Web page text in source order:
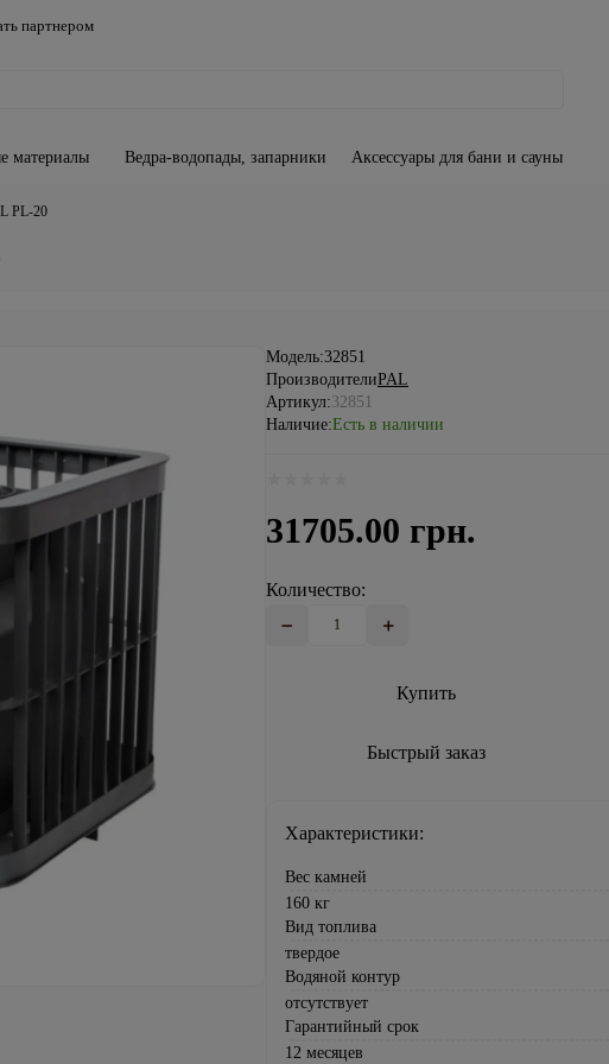
партнером
материалы Ведра-водопады, запарники Аксессуары для бани и сауны
PL-20
Модель:32851
ПроизводителиPAL
Артикул:32851
Наличие:Есть в наличии
31705.00 грн.
Количество:
Купить
Быстрый заказ
Характеристики:
Вес камней
160 кг
Вид топлива
твердое
Водяной контур
отсутствует
Гарантийный срок
12 месяцев